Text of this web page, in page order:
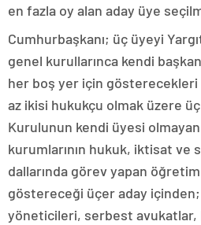
en fazla oy alan aday üye
Cumhurbaşkanı; üç üyeyi
genel kurullarınca kendi
her boş yer için
az ikisi hukukçu olmak üzere
Kurulunun kendi üyesi
kurumlarının hukuk, iktisat ve
dallarında görev yapan
göstereceği üçer aday
yöneticileri, serbest avukatlar,